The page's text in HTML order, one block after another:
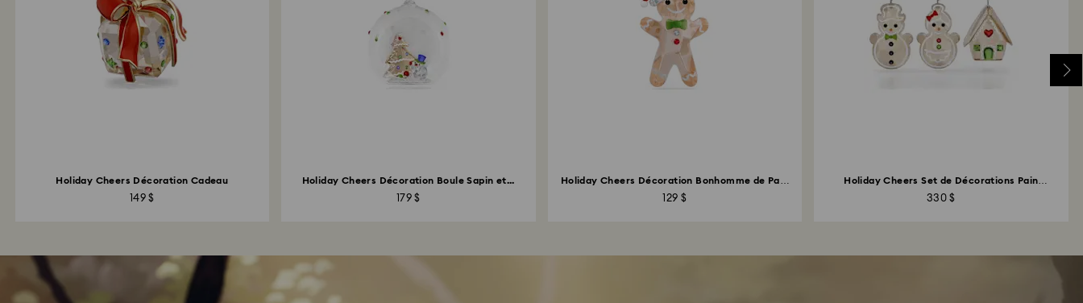
Holiday Cheers Décoration Cadeau
149 $
Holiday Cheers Décoration Boule Sapin et...
179 $
Holiday Cheers Décoration Bonhomme de Pain
d’épice
129 $
Holiday Cheers Set de Décorations Pain
d’épices
330 $